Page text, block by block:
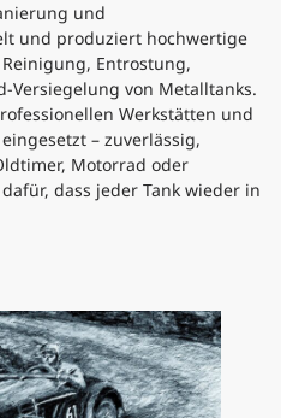
und
und produziert hochwertige
Entrostung,
Versiegelung von Metalltanks.
Werkstätten und
– zuverlässig,
Motorrad oder
dass jeder Tank wieder in